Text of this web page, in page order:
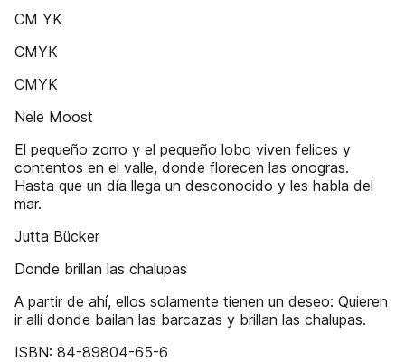
CM YK
CMYK
CMYK
Nele Moost
El pequeño zorro y el pequeño lobo viven felices y
contentos en el valle, donde florecen las onogras.
Hasta que un día llega un desconocido y les habla del
mar.
Jutta Bücker
Donde brillan las chalupas
A partir de ahí, ellos solamente tienen un deseo: Quieren
ir allí donde bailan las barcazas y brillan las chalupas.
ISBN: 84-89804-65-6